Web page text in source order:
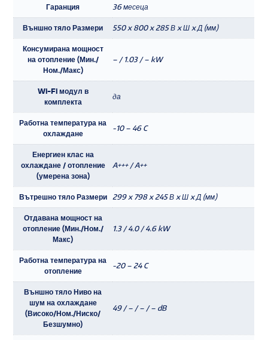
Гаранция 36 месеца
Външно тяло Размери 550 x 800 x 285 В x Ш x Д (мм)
Консумирана мощност
на отопление (Мин./
Ном./Макс)
– / 1.03 / – kW
Wi-Fi модул в
комплекта
да
Работна температура на
охлаждане
-10 – 46 C
Енергиен клас на
охлаждане / отопление
(умерена зона)
A+++ / A++
Вътрешно тяло Размери 299 x 798 x 245 В x Ш x Д (мм)
Отдавана мощност на
отопление (Мин./Ном./
Макс)
1.3 / 4.0 / 4.6 kW
Работна температура на
отопление
-20 – 24 C
Външно тяло Ниво на
шум на охлаждане
(Високо/Ном./Ниско/
Безшумно)
49 / – / – / – dB